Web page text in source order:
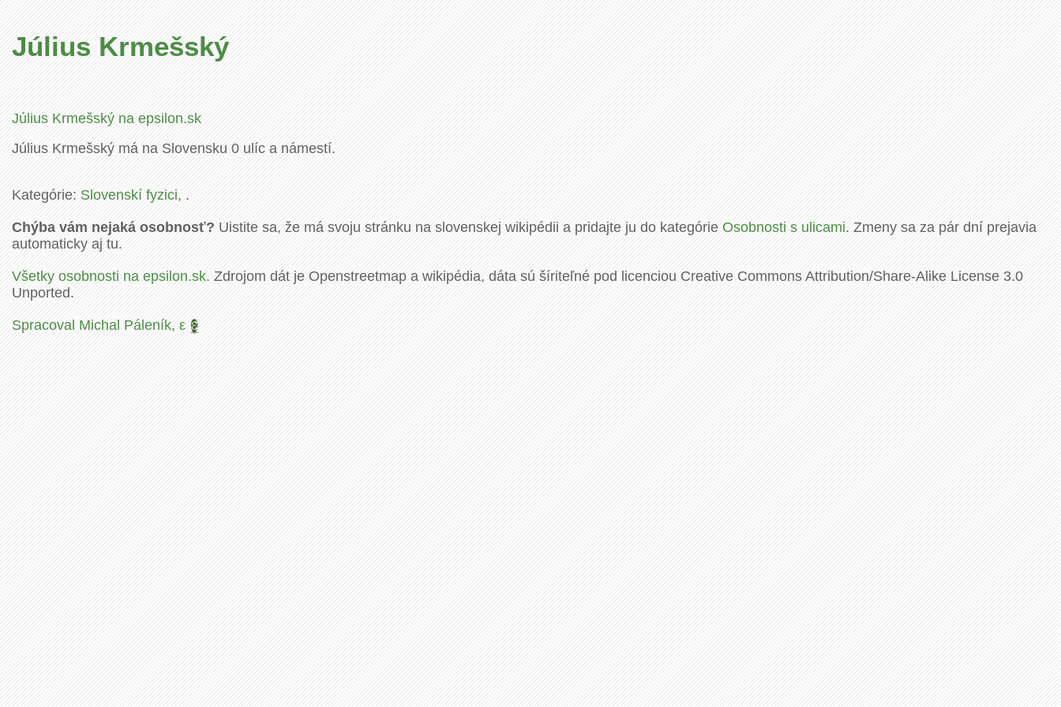
Július Krmešský
Július Krmešský na epsilon.sk
Július Krmešský má na Slovensku 0 ulíc a námestí.
Kategórie:Slovenskí fyzici, .
Chýba vám nejaká osobnosť?Uistite sa, že má svoju stránku na slovenskej wikipédii a pridajte ju do kategórieOsobnosti s ulicami. Zmeny sa za pár dní prejavia
automaticky aj tu.
Všetky osobnosti na epsilon.sk.Zdrojom dát je Openstreetmap a wikipédia, dáta sú šíriteľné pod licenciou Creative Commons Attribution/Share-Alike License 3.0
Unported.
Spracoval Michal Páleník,ε